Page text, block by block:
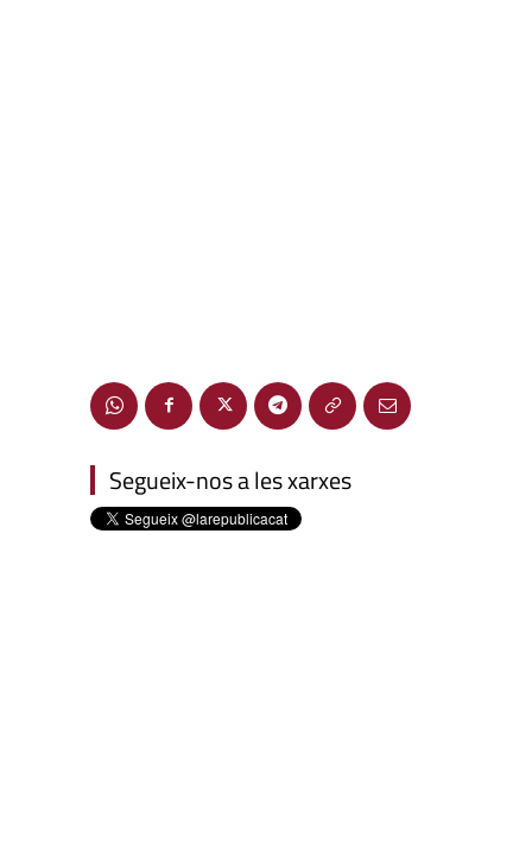
Segueix-nos a les xarxes